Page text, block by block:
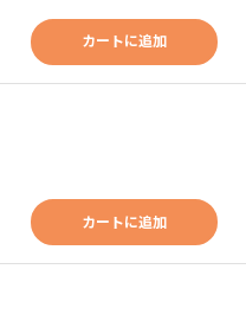
カートに追加
カートに追加